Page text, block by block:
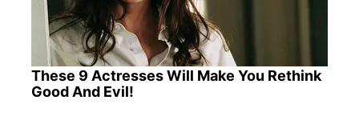
These 9 Actresses Will Make You Rethink
Good And Evil!